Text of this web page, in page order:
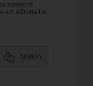
szeretnél
ezt állította be.
Nőtlen